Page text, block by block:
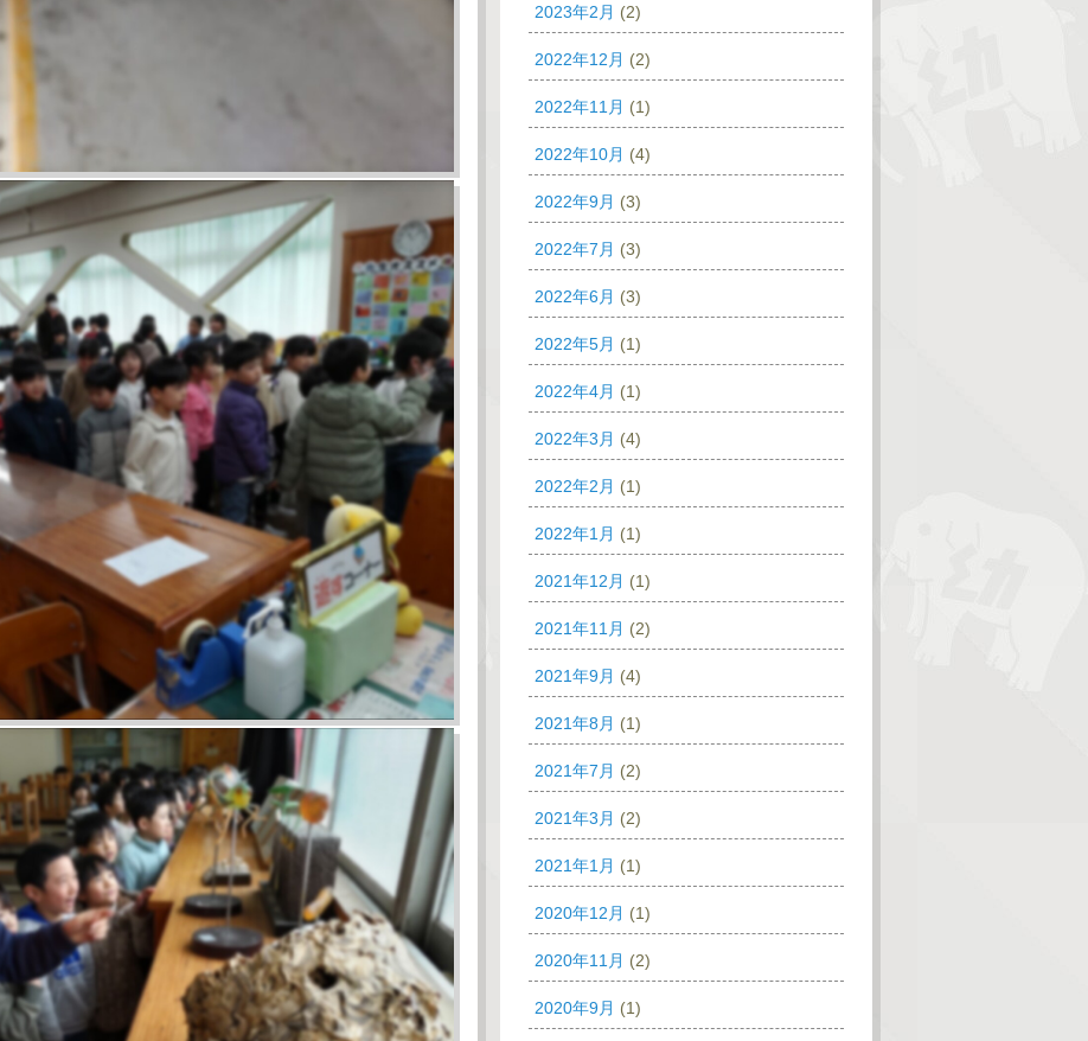
2023年2月 (2)
2022年12月 (2)
2022年11月 (1)
2022年10月 (4)
2022年9月 (3)
2022年7月 (3)
2022年6月 (3)
2022年5月 (1)
2022年4月 (1)
2022年3月 (4)
2022年2月 (1)
2022年1月 (1)
2021年12月 (1)
2021年11月 (2)
2021年9月 (4)
2021年8月 (1)
2021年7月 (2)
2021年3月 (2)
2021年1月 (1)
2020年12月 (1)
2020年11月 (2)
2020年9月 (1)